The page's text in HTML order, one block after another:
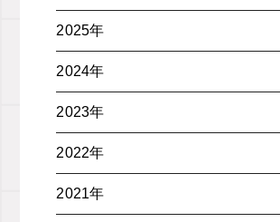
2025年
2024年
2023年
2022年
2021年